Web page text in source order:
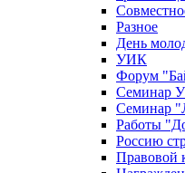
Разное
День
УИК
Форум
Семинар
Семинар
Работы
Россию
Правовой